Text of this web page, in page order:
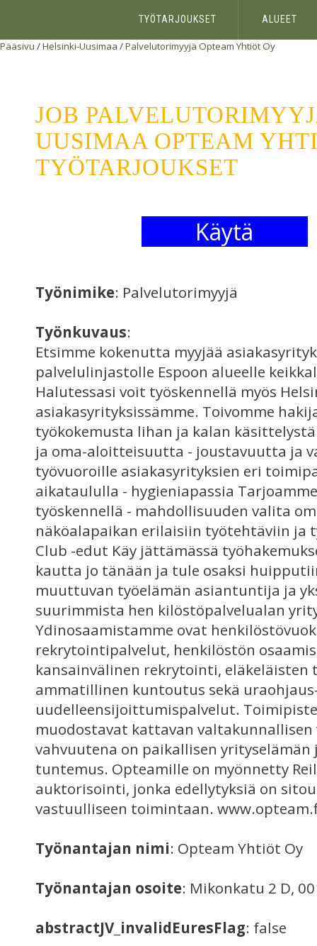
TYÖTARJOUKSET ALUEET
Pääsivu /Helsinki-Uusimaa /Palvelutorimyyjä Opteam Yhtiöt Oy
JOB
UUSIMAA OPTEAM
TYÖTARJOUKSET
Käytä
Työnimike: Palvelutorimyyjä
Työnkuvaus:
Etsimme kokenutta myyjää
palvelulinjastolle Espoon alueelle
Halutessasi voit työskennellä myös
asiakasyrityksissämme. Toivomme
työkokemusta lihan ja kalan
ja oma-aloitteisuutta - joustavuutta ja
työvuoroille asiakasyrityksien eri
aikataululla - hygieniapassia
työskennellä - mahdollisuuden valita
näköalapaikan erilaisiin työtehtäviin ja
Club -edut Käy jättämässä
kautta jo tänään ja tule osaksi
muuttuvan työelämän asiantuntija ja
suurimmista hen kilöstöpalvelualan
Ydinosaamistamme ovat
rekrytointipalvelut, henkilöstön
kansainvälinen rekrytointi, eläkeläisten
ammatillinen kuntoutus sekä
uudelleensijoittumispalvelut.
muodostavat kattavan valtakunnallisen
vahvuutena on paikallisen
tuntemus. Opteamille on myönnetty
auktorisointi, jonka edellytyksiä on
vastuulliseen toimintaan.
Työnantajan nimi: Opteam Yhtiöt Oy
Työnantajan osoite: Mikonkatu 2 D,
abstractJV_invalidEuresFlag: false